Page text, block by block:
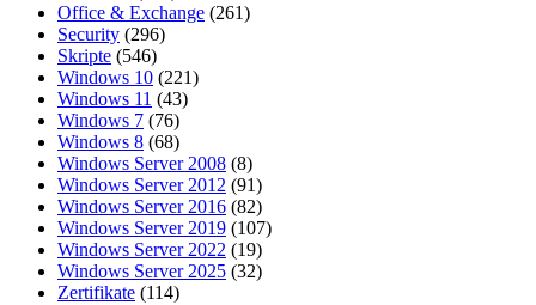
Office & Exchange (261)
Security (296)
Skripte (546)
Windows 10 (221)
Windows 11 (43)
Windows 7 (76)
Windows 8 (68)
Windows Server 2008 (8)
Windows Server 2012 (91)
Windows Server 2016 (82)
Windows Server 2019 (107)
Windows Server 2022 (19)
Windows Server 2025 (32)
Zertifikate (114)